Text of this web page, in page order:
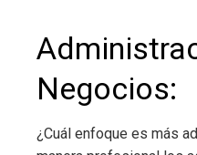
Negocios:
¿Cuál enfoque es más